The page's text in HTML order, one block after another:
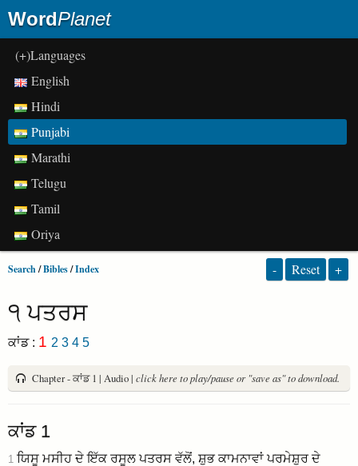
WordPlanet
(+)Languages
English
Hindi
Punjabi
Marathi
Telugu
Tamil
Oriya
Search/Bibles/Index - Reset +
੧ ਪਤਰਸ
ਕਾਂਡ : 1 2 3 4 5
Chapter - ਕਾਂਡ 1 | Audio | click here to play/pause or "save as" to download.
ਕਾਂਡ 1
1 ਯਿਸੂ ਮਸੀਹ ਦੇ ਇੱਕ ਰਸੂਲ ਪਤਰਸ ਵੱਲੋਂ, ਸ਼ੁਭ ਕਾਮਨਾਵਾਂ ਪਰਮੇਸ਼ੁਰ ਦੇ